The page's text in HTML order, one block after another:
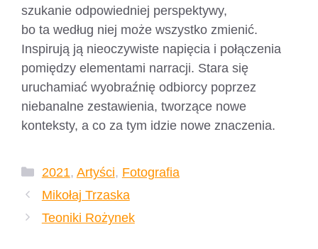
szukanie odpowiedniej perspektywy,
bo ta według niej może wszystko zmienić.
Inspirują ją nieoczywiste napięcia i połączenia
pomiędzy elementami narracji. Stara się
uruchamiać wyobraźnię odbiorcy poprzez
niebanalne zestawienia, tworzące nowe
konteksty, a co za tym idzie nowe znaczenia.
Kategorie
2021, Artyści, Fotografia
Mikołaj Trzaska
Teoniki Rożynek